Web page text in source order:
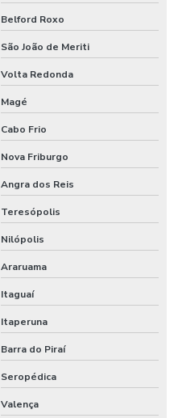
Belford Roxo
São João de Meriti
Volta Redonda
Magé
Cabo Frio
Nova Friburgo
Angra dos Reis
Teresópolis
Nilópolis
Araruama
Itaguaí
Itaperuna
Barra do Piraí
Seropédica
Valença